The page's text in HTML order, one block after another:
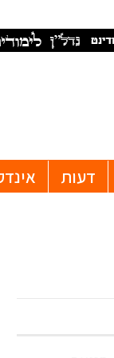
דעות